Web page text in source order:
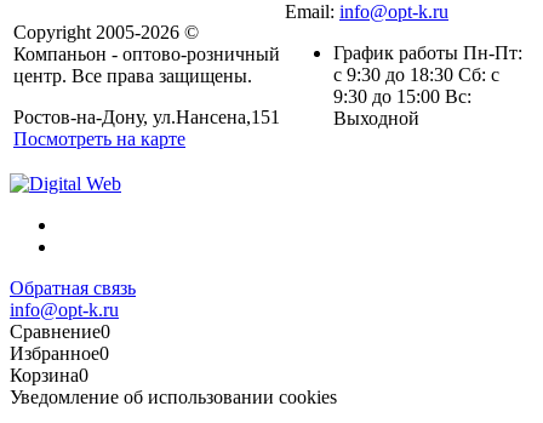
Copyright 2005-2026 ©
Компаньон - оптово-розничный
центр. Все права защищены.
Ростов-на-Дону, ул.Нансена,151
Посмотреть на карте
Email: info@opt-k.ru
График работы Пн-Пт:
с 9:30 до 18:30 Сб: с
9:30 до 15:00 Вс:
Выходной
Обратная связь
info@opt-k.ru
Сравнение0
Избранное0
Корзина0
Уведомление об использовании cookies